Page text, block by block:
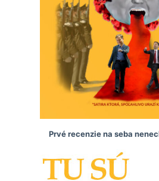
Prvé recenzie na seba